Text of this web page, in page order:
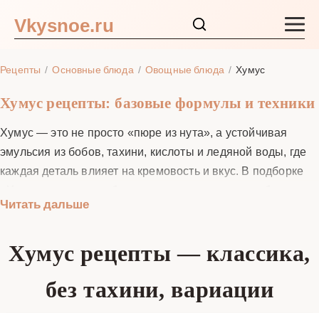
Vkysnoe.ru
Основные блюда
Супы
Ингредиенты
Блог
Рецепты Основные блюда Овощные блюда Хумус
Хумус рецепты: базовые формулы и техники
Хумус — это не просто «пюре из нута», а устойчивая
эмульсия из бобов, тахини, кислоты и ледяной воды, где
каждая деталь влияет на кремовость и вкус. В подборке
процентами соли, долей тахини, способом варки с содой и
и погружной насадки. Мы покажем, как добиться
шелковистости, когда уместна аквафаба, как подружить
специи и топпинги с базой, а ещё — как хранить и
замораживать, чтобы структура не страдала. Выбирайте
Читать дальше
Хумус рецепты — классика,
без тахини, вариации